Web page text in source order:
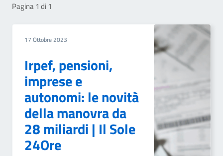
Pagina 1 di 1
17 Ottobre 2023
Irpef, pensioni,
imprese e
autonomi: le novità
della manovra da
28 miliardi | Il Sole
24Ore